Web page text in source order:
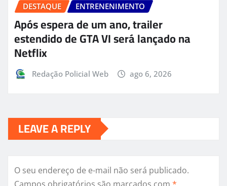
DESTAQUE ENTRENENIMENTO
Após espera de um ano, trailer
estendido de GTA VI será lançado na
Netflix
Redação Policial Web ago 6, 2026
LEAVE A REPLY
O seu endereço de e-mail não será publicado.